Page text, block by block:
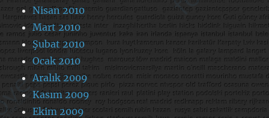
Nisan 2010
Mart 2010
Şubat 2010
Ocak 2010
Aralık 2009
Kasım 2009
Ekim 2009